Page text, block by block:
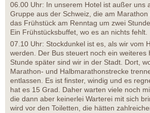
06.00 Uhr: In unserem Hotel ist außer uns
Gruppe aus der Schweiz, die am
das Frühstück am Renntag um zwei
Ein Frühstücksbuffet, wo es an nichts
07.10 Uhr: Stockdunkel ist es, als wir vom
werden. Der Bus steuert noch ein weiteres
Stunde später sind wir in der Stadt. Dort,
Marathon- und Halbmarathonstrecke
entlassen. Es ist finster, windig und es
hat es 15 Grad. Daher warten viele noch
die dann aber keinerlei Warterei mit sich
wird vor den Toiletten, die hätten